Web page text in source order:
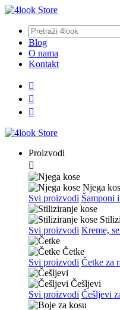
Blog
O nama
Kontakt



Proizvodi

Njega
Svi proizvodi Šamponi
Svi proizvodi Kreme,
Četke
Svi proizvodi Četke za
Češljevi
Svi proizvodi Češljevi